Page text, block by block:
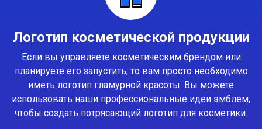
Логотип косметической продукции
Если вы управляете косметическим брендом или
планируете его запустить, то вам просто необходимо
иметь логотип гламурной красоты. Вы можете
использовать наши профессиональные идеи эмблем,
чтобы создать потрясающий логотип для косметики.